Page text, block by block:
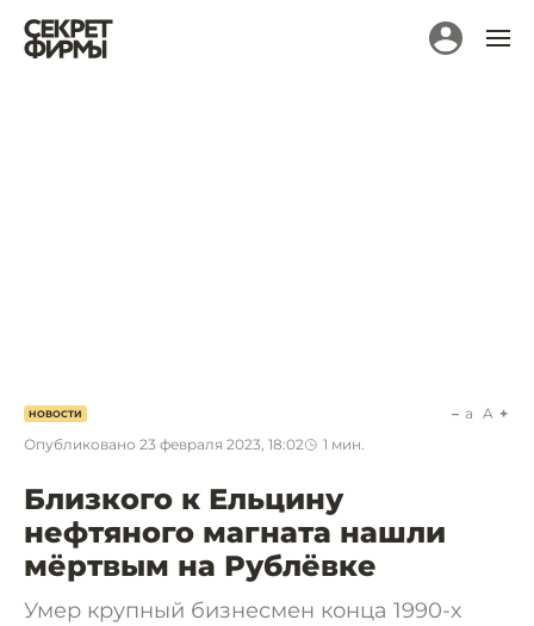
НОВОСТИ
Опубликовано 23 февраля 2023, 18:02 1 мин.
a A
Близкого к Ельцину
нефтяного магната нашли
мёртвым на Рублёвке
Умер крупный бизнесмен конца 1990-х